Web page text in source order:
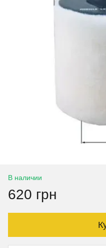
В наличии
620 грн